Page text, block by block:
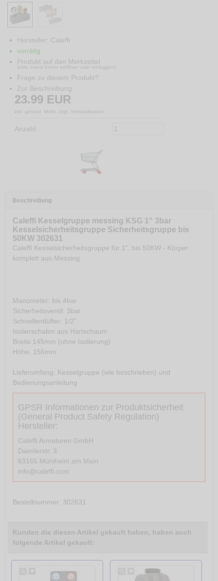
Hersteller: Caleffi
vorrätig
Produkt auf den Merkzettel
(bitte zuerst Konto eröffnen oder einloggen)
Frage zu diesem Produkt?
Zur Beschreibung
23.99 EUR
inkl. gesetzl. MwSt. zzgl. Versandkosten
Anzahl:
Beschreibung
Caleffi Kesselgruppe messing KSG 1" 3bar
Kesselsicherheitsgruppe Sicherheitsgruppe bis
50KW 302631
Caleffi Kesselsicherheitsgruppe für 1", bis 50KW - Körper
komplett aus Messing
Manometer: bis 4bar
Sicherheitsventil: 3bar
Schnellentlüfter: 1/2"
Isolierschalen aus Hartschaum
Breite:145mm (ohne Isolierung)
Höhe: 156mm
Lieferumfang: Kesselgruppe (wie beschrieben) und
Bedienungsanleitung
GPSR Informationen zur Produktsicherheit
(General Product Safety Regulation)
Hersteller:
Caleffi Armaturen GmbH
Daimlerstr. 3
63165 Mühlheim am Main
info@caleffi.com
Bestellnummer: 302631
Kunden die diesen Artikel gekauft haben, haben auch
folgende Artikel gekauft: